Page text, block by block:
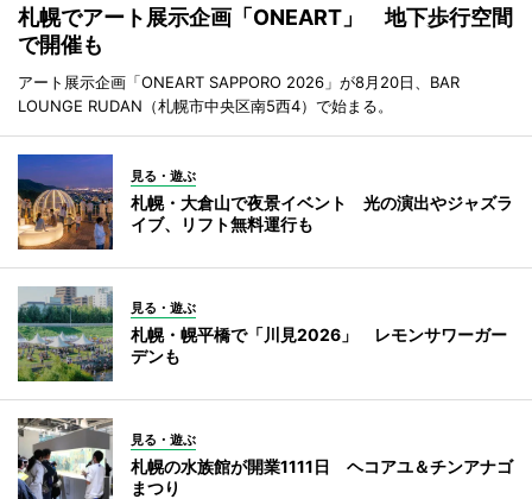
札幌でアート展示企画「ONEART」 地下歩行空間
で開催も
アート展示企画「ONEART SAPPORO 2026」が8月20日、BAR
LOUNGE RUDAN（札幌市中央区南5西4）で始まる。
見る・遊ぶ
札幌・大倉山で夜景イベント 光の演出やジャズラ
イブ、リフト無料運行も
見る・遊ぶ
札幌・幌平橋で「川見2026」 レモンサワーガー
デンも
見る・遊ぶ
札幌の水族館が開業1111日 ヘコアユ＆チンアナゴ
まつり